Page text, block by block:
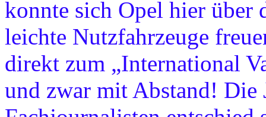
konnte sich Opel hier über
leichte Nutzfahrzeuge
direkt zum „International
und zwar mit Abstand! Die